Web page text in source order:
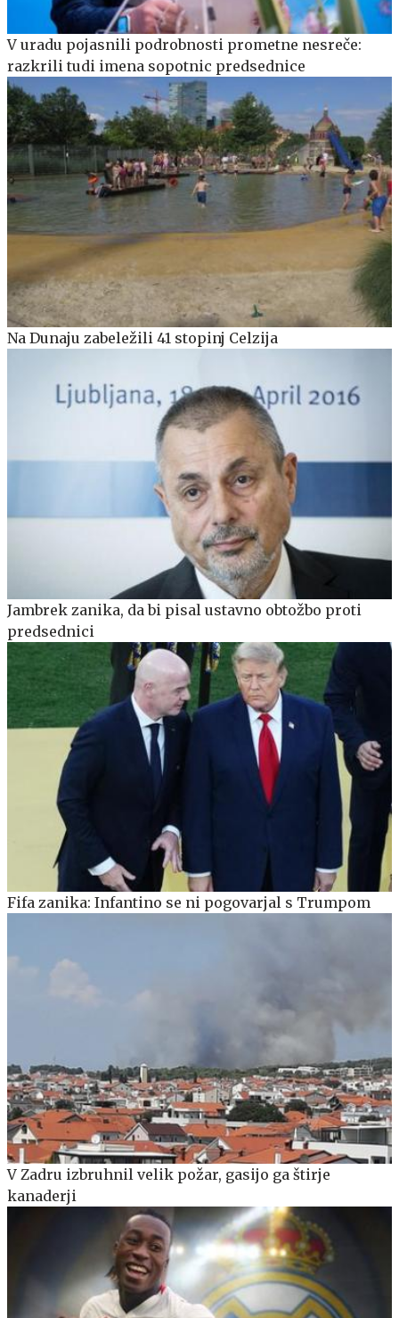
V uradu pojasnili podrobnosti prometne nesreče:
razkrili tudi imena sopotnic predsednice
Na Dunaju zabeležili 41 stopinj Celzija
Jambrek zanika, da bi pisal ustavno obtožbo proti
predsednici
Fifa zanika: Infantino se ni pogovarjal s Trumpom
V Zadru izbruhnil velik požar, gasijo ga štirje
kanaderji